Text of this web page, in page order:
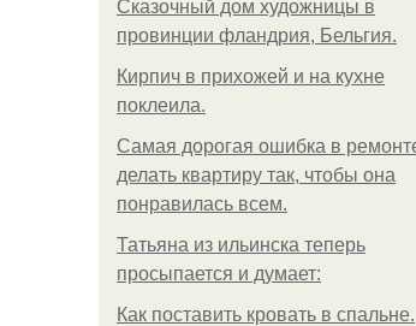
Сказочный дом художницы в
провинции фландрия, Бельгия.
Кирпич в прихожей и на кухне
поклеила.
Самая дорогая ошибка в
делать квартиру так, чтобы она
понравилась всем.
Татьяна из ильинска теперь
просыпается и думает:
Как поставить кровать в спальне.